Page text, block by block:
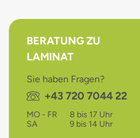
BERATUNG ZU
LAMINAT
Sie haben Fragen?
Telefon:
+43 720 7044 22
MO - FR
8 bis 17 Uhr
SA
9 bis 14 Uhr